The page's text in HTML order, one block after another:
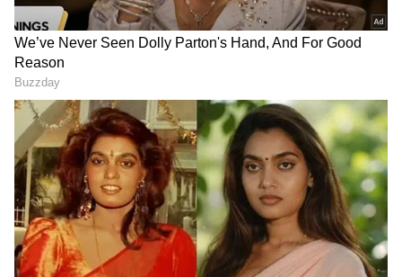
ಲಸಿಕೆ ಹಾಕುತ್ತಿರುವುದು ಹೆಗ್ಗಳಿಕೆಯಾಗಿದೆ. ಇಲಾಖೆಯ
ಅಧಿಕಾರಿಗಳು ಜಾಗೃತಿ ಮೂಡಿಸಿದ್ದರಿಂದ ಲಸಿಕೀಕರಣಕ್ಕೆ
ಪಶುಪಾಲಕರಿಂದ ಉತ್ತಮ ಸ್ಪಂದನೆ ವ್ಯಕ್ತವಾಗಿದೆ’ ಎಂದು
ಪಶುಸಂಗೋಪನಾ ಸಚಿವ ಕೆ.ವೆಂಕಟೇಶ್‌ ಪ್ರತಿಕ್ರಿಯಿಸಿದ್ದಾರೆ.
RECOMMENDED STORIES